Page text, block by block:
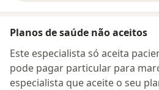
Planos de saúde não aceitos
Este especialista só aceita
pode pagar particular para
especialista que aceite o seu